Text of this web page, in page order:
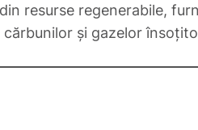
resurse regenerabile,
și gazelor